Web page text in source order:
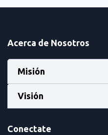
Acerca de Nosotros
Misión
Visión
Conectate